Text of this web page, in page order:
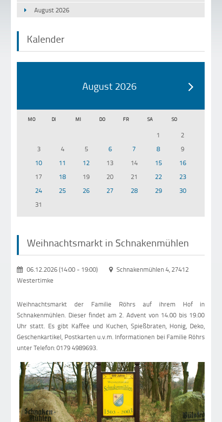
August 2026
Kalender
August 2026
MO DI MI DO FR SA SO
1
2
3
4 5 6 7 8
9
10
11 12 13 14 15
16
17
18 19 20 21 22
23
24
25 26 27 28 29
30
31
Weihnachtsmarkt in Schnakenmühlen
06.12.2026 (14:00- 19:00)
Schnakenmühlen 4, 27412
Westertimke
Weihnachtsmarkt der Familie Röhrs auf ihrem Hof in
Schnakenmühlen. Dieser findet am 2. Advent von 14.00 bis 19.00
Uhr statt. Es gibt Kaffee und Kuchen, Spießbraten, Honig, Deko,
Geschenkartikel, Postkarten u.v.m. Informationen bei Familie Röhrs
unter Telefon: 0179 4989693.